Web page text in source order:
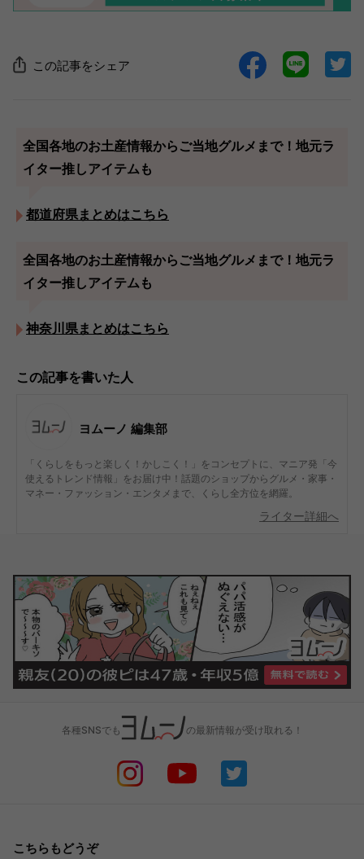
この記事をシェア
全国各地のお土産情報からご当地グルメまで！地元ラ
イター推しアイテムも
都道府県まとめはこちら
全国各地のお土産情報からご当地グルメまで！地元ラ
イター推しアイテムも
神奈川県まとめはこちら
この記事を書いた人
ヨムーノ 編集部
「くらしをもっと楽しく！かしこく！」をコンセプトに、マニア発「今
使えるトレンド情報」をお届け中！話題のショップからグルメ・家事・
マネー・ファッション・エンタメまで、くらし全方位を網羅。
ライター詳細へ
各種SNSでも の最新情報が受け取れる！
こちらもどうぞ